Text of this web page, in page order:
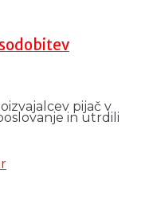
pijač v
in utrdili